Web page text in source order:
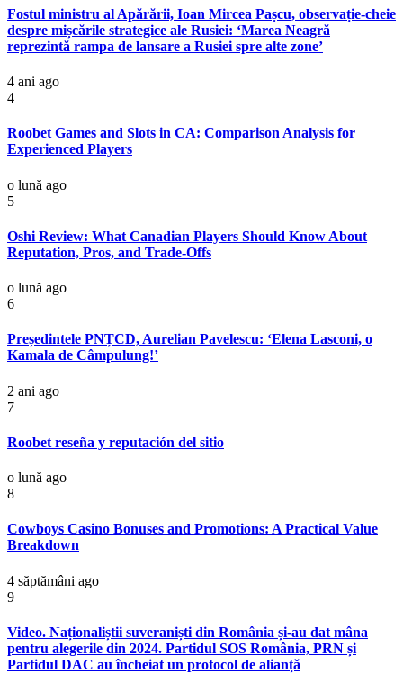
Fostul ministru al Apărării, Ioan Mircea Pașcu, observație-cheie
despre mișcările strategice ale Rusiei: ‘Marea Neagră
reprezintă rampa de lansare a Rusiei spre alte zone’
4 ani ago
4
Roobet Games and Slots in CA: Comparison Analysis for
Experienced Players
o lună ago
5
Oshi Review: What Canadian Players Should Know About
Reputation, Pros, and Trade-Offs
o lună ago
6
Președintele PNȚCD, Aurelian Pavelescu: ‘Elena Lasconi, o
Kamala de Câmpulung!’
2 ani ago
7
Roobet reseña y reputación del sitio
o lună ago
8
Cowboys Casino Bonuses and Promotions: A Practical Value
Breakdown
4 săptămâni ago
9
Video. Naționaliștii suveraniști din România și-au dat mâna
pentru alegerile din 2024. Partidul SOS România, PRN și
Partidul DAC au încheiat un protocol de alianță